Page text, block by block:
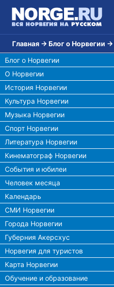
Главная → Блог о Норвегии →
Блог о Норвегии
О Норвегии
История Норвегии
Культура Норвегии
Музыка Норвегии
Спорт Норвегии
Литература Норвегии
Кинематограф Норвегии
События и юбилеи
Человек месяца
Календарь
СМИ Норвегии
Города Норвегии
Губерния Акерсхус
Норвегия для туристов
Карта Норвегии
Обучение и образование